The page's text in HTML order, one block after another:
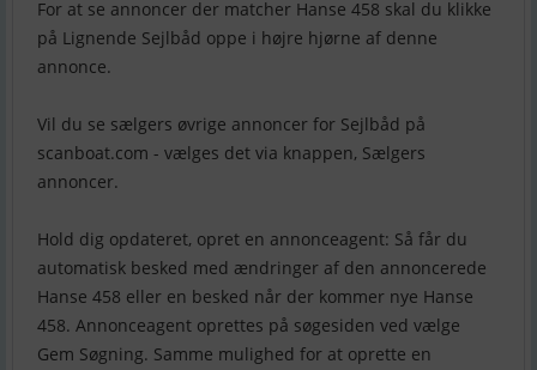
For at se annoncer der matcher Hanse 458 skal du klikke
på Lignende Sejlbåd oppe i højre hjørne af denne
annonce.
Vil du se sælgers øvrige annoncer for Sejlbåd på
scanboat.com - vælges det via knappen, Sælgers
annoncer.
Hold dig opdateret, opret en annonceagent: Så får du
automatisk besked med ændringer af den annoncerede
Hanse 458 eller en besked når der kommer nye Hanse
458. Annonceagent oprettes på søgesiden ved vælge
Gem Søgning. Samme mulighed for at oprette en